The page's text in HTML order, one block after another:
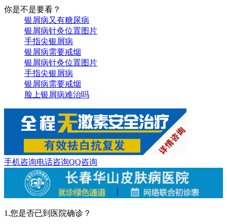
你是不是要看？
银屑病又有糖尿病
银屑病针灸位置图片
手指尖银屑病
银屑病需要戒烟
银屑病针灸位置图片
手指尖银屑病
银屑病需要戒烟
脸上银屑病难治吗
手机咨询电话咨询QQ咨询
1.您是否已到医院确诊？